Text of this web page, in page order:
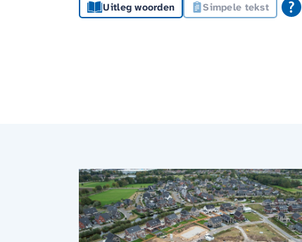
Uitleg woorden Simpele tekst